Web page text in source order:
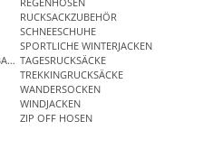
RUCKSACKZUBEHÖR
SCHNEESCHUHE
SPORTLICHE WINTERJACKEN
TAGESRUCKSÄCKE
TREKKINGRUCKSÄCKE
WANDERSOCKEN
WINDJACKEN
ZIP OFF HOSEN